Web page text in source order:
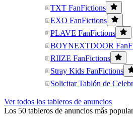
TXT FanFictions
EXO FanFictions
PLAVE FanFictions
BOYNEXTDOOR
RIIZE FanFictions
Stray Kids FanFictions
Solicitar Tablón de
Ver todos los tableros de anuncios
Los 50 tableros de anuncios más